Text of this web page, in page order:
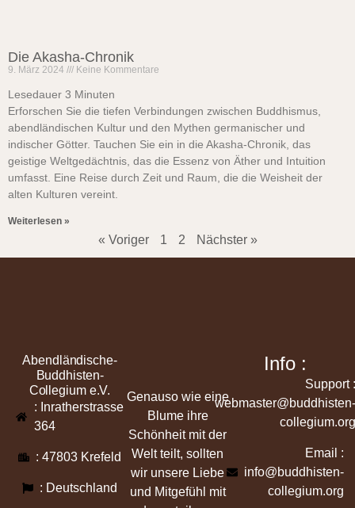
Die Akasha-Chronik
9. März 2024 Keine Kommentare
Lesedauer 3 Minuten
Erforschen Sie die tiefen Verbindungen zwischen Buddhismus,
abendländischen Kultur und den Mythen germanischer und
indischer Götter. Tauchen Sie ein in die Akasha-Chronik, das
geistige Weltgedächtnis, das die Essenz von Äther und Intuition
umfasst. Eine Reise durch Zeit und Raum, die die Weisheit der
alten Kulturen vereint.
Weiterlesen »
« Voriger 1 2 Nächster »
Abendländische-
Buddhisten-
Collegium e.V.
: Inratherstrasse
364
: 47803 Krefeld
: Deutschland
Genauso wie eine
Blume ihre
Schönheit mit der
Welt teilt, sollten
wir unsere Liebe
und Mitgefühl mit
Info :
Support :
webmaster@buddhisten-
collegium.org
Email :
info@buddhisten-
collegium.org